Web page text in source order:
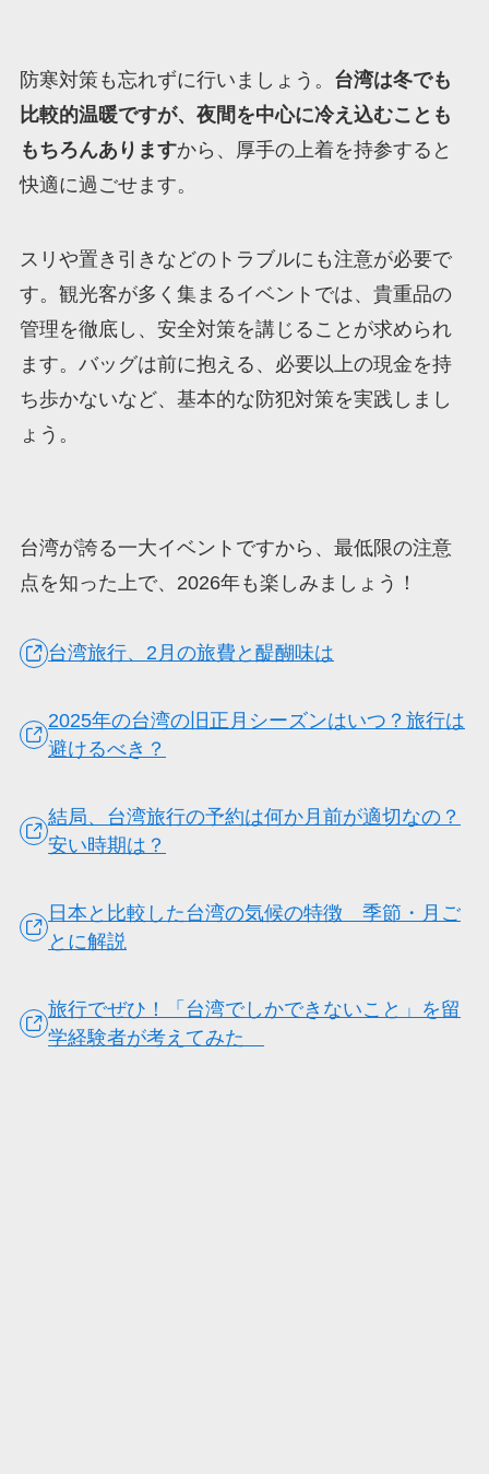
防寒対策も忘れずに行いましょう。 台湾は冬でも
比較的温暖ですが、夜間を中心に冷え込むことも
もちろんありますから、厚手の上着を持参すると
快適に過ごせます。
スリや置き引きなどのトラブルにも注意が必要で
す。観光客が多く集まるイベントでは、貴重品の
管理を徹底し、安全対策を講じることが求められ
ます。バッグは前に抱える、必要以上の現金を持
ち歩かないなど、基本的な防犯対策を実践しまし
ょう。
台湾が誇る一大イベントですから、最低限の注意
点を知った上で、2026年も楽しみましょう！
台湾旅行、2月の旅費と醍醐味は
2025年の台湾の旧正月シーズンはいつ？旅行は
避けるべき？
結局、台湾旅行の予約は何か月前が適切なの？
安い時期は？
日本と比較した台湾の気候の特徴 季節・月ご
とに解説
旅行でぜひ！「台湾でしかできないこと」を留
学経験者が考えてみた